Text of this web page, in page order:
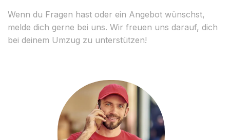
Wenn du Fragen hast oder ein Angebot wünschst,
melde dich gerne bei uns. Wir freuen uns darauf, dich
bei deinem Umzug zu unterstützen!